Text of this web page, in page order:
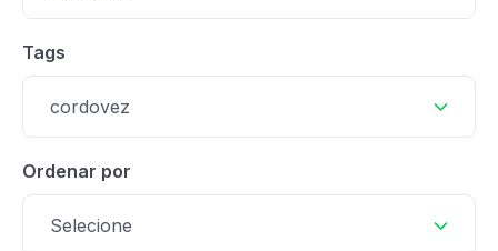
Tags
cordovez
Ordenar por
Selecione